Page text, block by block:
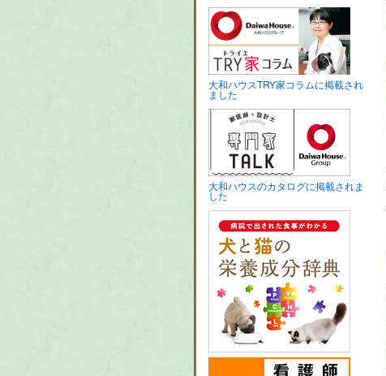
大和ハウスTRY家コラムに掲載され
ました
大和ハウスのカタログに掲載されま
した